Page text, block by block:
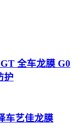
全车龙膜 G0
护
车艺佳龙膜